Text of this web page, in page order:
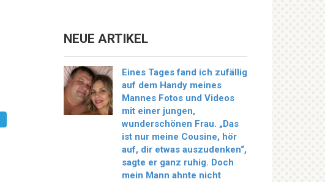
NEUE ARTIKEL
Eines Tages fand ich zufällig
auf dem Handy meines
Mannes Fotos und Videos
mit einer jungen,
wunderschönen Frau. „Das
ist nur meine Cousine, hör
auf, dir etwas auszudenken“,
sagte er ganz ruhig. Doch
mein Mann ahnte nicht